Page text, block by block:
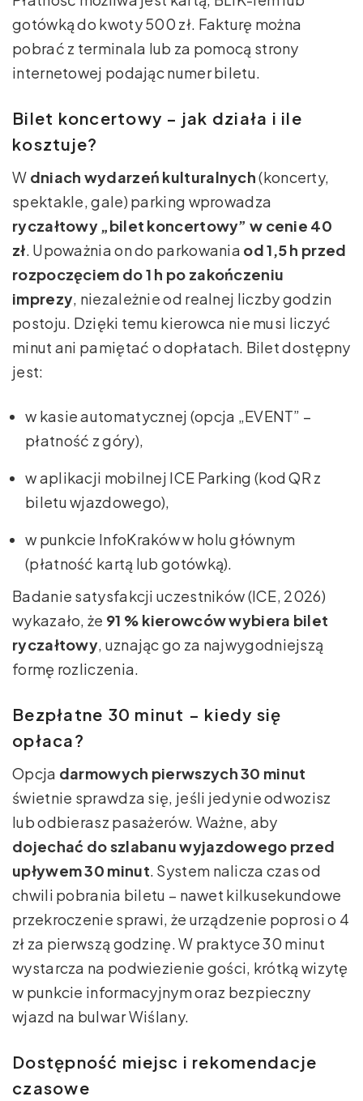
gotówką do kwoty 500 zł. Fakturę można
pobrać z terminala lub za pomocą strony
internetowej podając numer biletu.
Bilet koncertowy – jak działa i ile
kosztuje?
W dniach wydarzeń kulturalnych(koncerty,
spektakle, gale) parking wprowadza
ryczałtowy „bilet koncertowy” w cenie 40
zł. Upoważnia on do parkowania od 1,5 h przed
rozpoczęciem do 1 h po zakończeniu
imprezy, niezależnie od realnej liczby godzin
postoju. Dzięki temu kierowca nie musi liczyć
minut ani pamiętać o dopłatach. Bilet dostępny
jest:
w kasie automatycznej (opcja „EVENT” –
płatność z góry),
w aplikacji mobilnej ICE Parking (kod QR z
biletu wjazdowego),
w punkcie InfoKraków w holu głównym
(płatność kartą lub gotówką).
Badanie satysfakcji uczestników (ICE, 2026)
wykazało, że 91 % kierowców wybiera bilet
ryczałtowy, uznając go za najwygodniejszą
formę rozliczenia.
Bezpłatne 30 minut – kiedy się
opłaca?
Opcja darmowych pierwszych 30 minut
świetnie sprawdza się, jeśli jedynie odwozisz
lub odbierasz pasażerów. Ważne, aby
dojechać do szlabanu wyjazdowego przed
upływem 30 minut. System nalicza czas od
chwili pobrania biletu – nawet kilkusekundowe
przekroczenie sprawi, że urządzenie poprosi o 4
zł za pierwszą godzinę. W praktyce 30 minut
wystarcza na podwiezienie gości, krótką wizytę
w punkcie informacyjnym oraz bezpieczny
wjazd na bulwar Wiślany.
Dostępność miejsc i rekomendacje
czasowe